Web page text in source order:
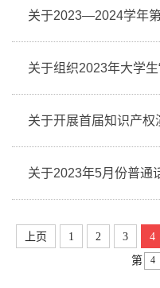
上页 1 2 3 4
第